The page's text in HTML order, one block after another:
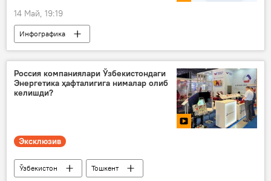
14 Май, 19:19
Инфографика
Ўзбекистонда атом электростанцияси қурилиши
АЭС
Атом энергетикаси
электр энергияси
Россия компаниялари Ўзбекистондаги
Энергетика ҳафталигига нималар олиб
келишди?
Эксклюзив
Ўзбекистон
Тошкент